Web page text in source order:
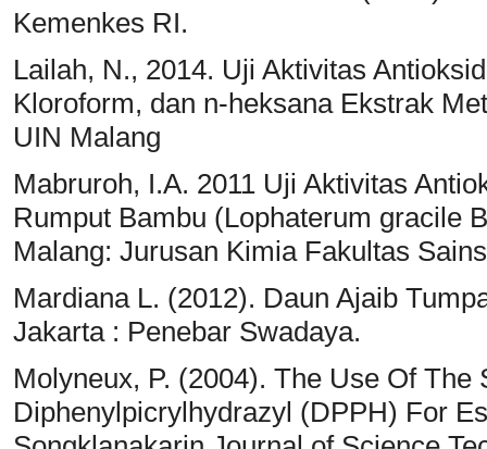
Kemenkes RI.
Lailah, N., 2014. Uji Aktivitas
Kloroform, dan n-heksana Ekstrak
UIN Malang
Mabruroh, I.A. 2011 Uji Aktivitas
Rumput Bambu (Lophaterum gracile
Malang: Jurusan Kimia Fakultas
Mardiana L. (2012). Daun Ajaib
Jakarta : Penebar Swadaya.
Molyneux, P. (2004). The Use Of The
Diphenylpicrylhydrazyl (DPPH) For